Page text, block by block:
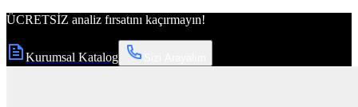
ÜCRETSİZ analiz fırsatını kaçırmayın!
Kurumsal Katalog